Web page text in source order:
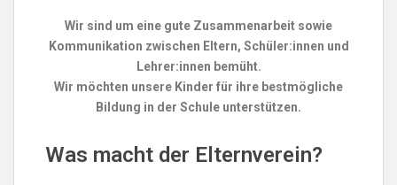
Wir sind um eine gute Zusammenarbeit sowie
Kommunikation zwischen Eltern, Schüler:innen und
Lehrer:innen bemüht.
Wir möchten unsere Kinder für ihre bestmögliche
Bildung in der Schule unterstützen.
Was macht der Elternverein?